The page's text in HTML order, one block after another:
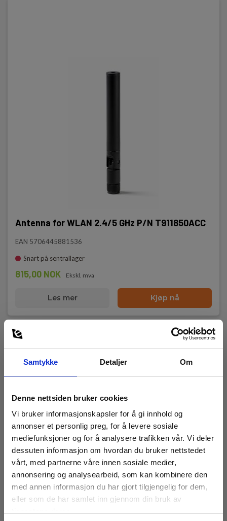
Samtykke Detaljer Om
Denne nettsiden bruker cookies
Vi bruker informasjonskapsler for å gi innhold og
annonser et personlig preg, for å levere sosiale
mediefunksjoner og for å analysere trafikken vår. Vi deler
dessuten informasjon om hvordan du bruker nettstedet
vårt, med partnerne våre innen sosiale medier,
annonsering og analysearbeid, som kan kombinere den
med annen informasjon du har gjort tilgjengelig for dem,
eller som de har samlet inn gjennom din bruk av
Antenna for WLAN 2.4/5 GHz P/N T911850ACC
EAN 5706445881536
Snart på sentrallager
815,00 NOK Ekskl. mva
Les mer Kjøp nå